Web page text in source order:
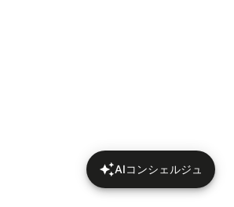
AIコンシェルジュ